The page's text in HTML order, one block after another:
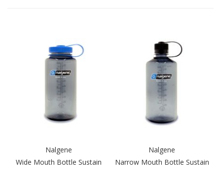
Nalgene
Wide Mouth Bottle Sustain
Nalgene
Narrow Mouth Bottle Sustain